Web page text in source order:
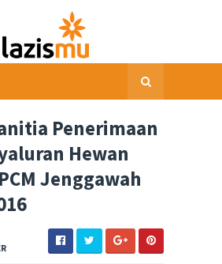
Penerimaan
Hewan
Jenggawah